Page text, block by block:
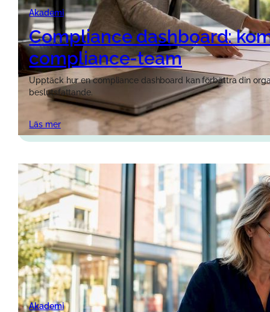
Akademi
Compliance dashboard:
compliance-team
Upptäck hur en compliance dashboard kan förbättra din
beslutsfattande.
Läs mer
Akademi